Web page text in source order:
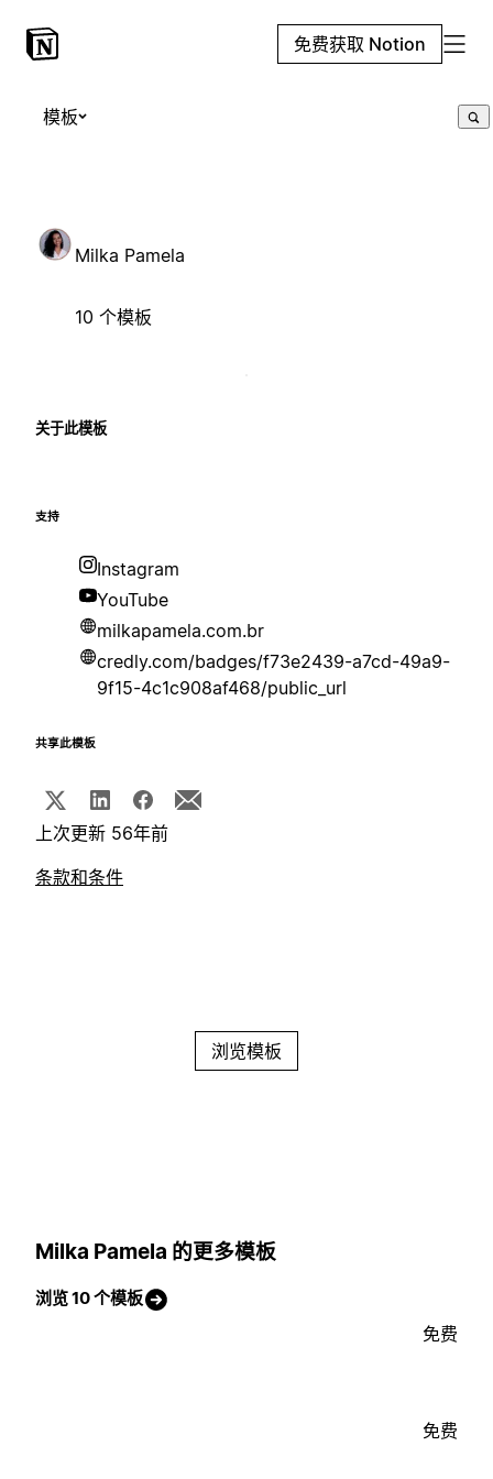
免费获取 Notion
模板
Milka Pamela
10 个模板
关于此模板
支持
Instagram
YouTube
milkapamela.com.br
credly.com/badges/f73e2439-a7cd-49a9-
9f15-4c1c908af468/public_url
共享此模板
上次更新 56年前
条款和条件
浏览模板
Milka Pamela 的更多模板
浏览 10 个模板
免费
免费